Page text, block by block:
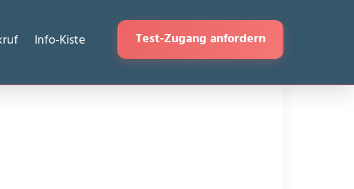
Info-Kiste Test-Zugang anfordern